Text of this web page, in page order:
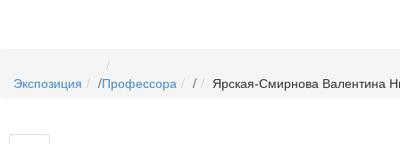
Экспозиция /Профессора / Ярская-Смирнова Валентина